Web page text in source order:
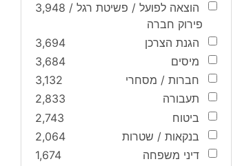
הוצאה לפועל / פשיטת רגל /
פירוק חברה
3,948
הגנת הצרכן
3,694
מיסים
3,684
חברות / מסחרי
3,132
תעבורה
2,833
ביטוח
2,743
בנקאות / שטרות
2,064
דיני משפחה
1,674